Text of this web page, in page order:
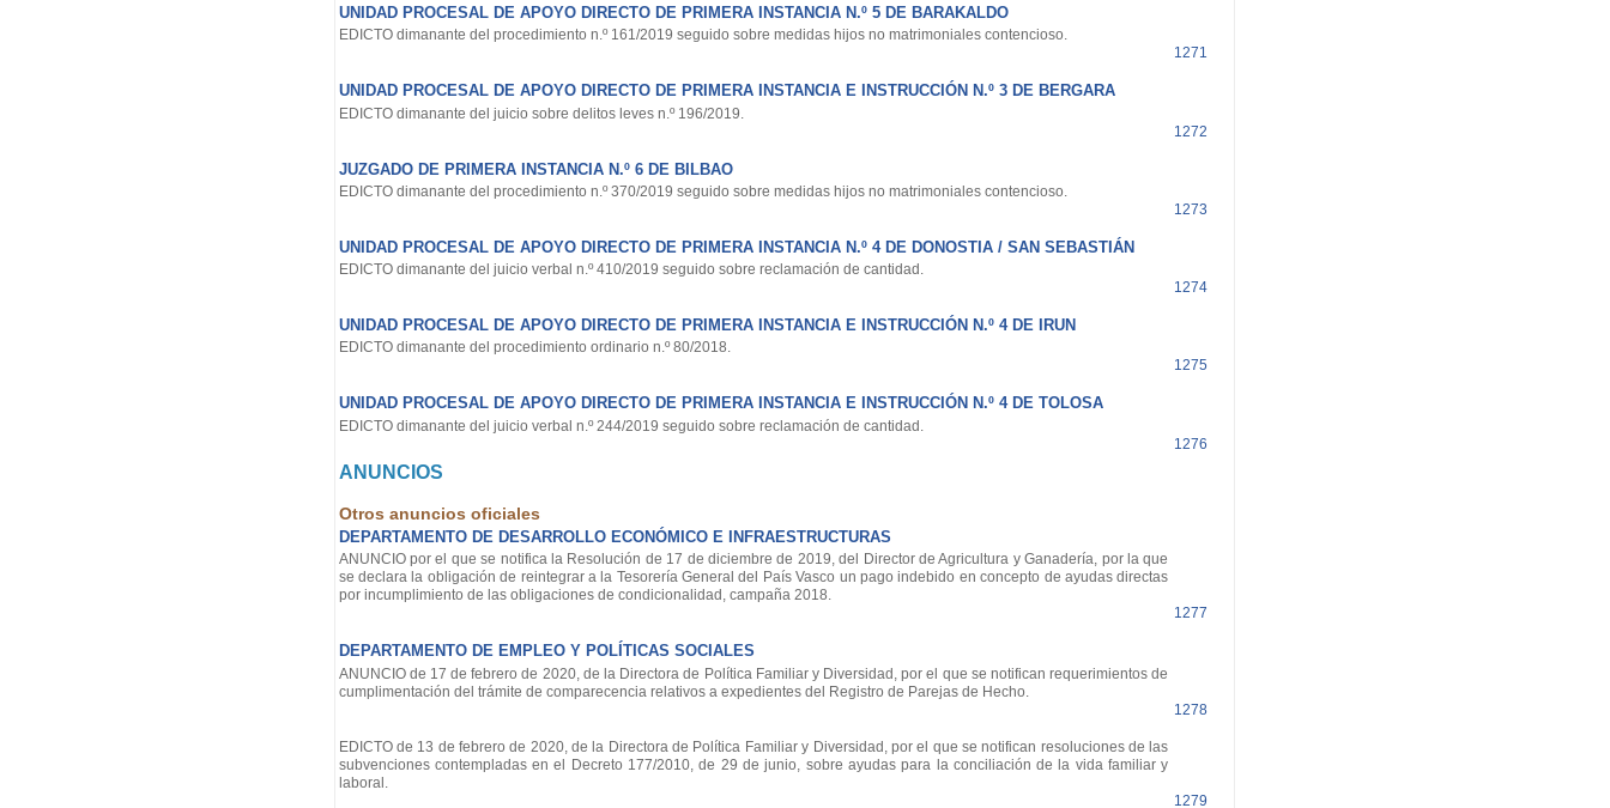
UNIDAD PROCESAL DE APOYO DIRECTO DE PRIMERA INSTANCIA N.º 5 DE BARAKALDO
EDICTO dimanante del procedimiento n.º 161/2019 seguido sobre medidas hijos no matrimoniales contencioso.
1271
UNIDAD PROCESAL DE APOYO DIRECTO DE PRIMERA INSTANCIA E INSTRUCCIÓN N.º 3 DE BERGARA
EDICTO dimanante del juicio sobre delitos leves n.º 196/2019.
1272
JUZGADO DE PRIMERA INSTANCIA N.º 6 DE BILBAO
EDICTO dimanante del procedimiento n.º 370/2019 seguido sobre medidas hijos no matrimoniales contencioso.
1273
UNIDAD PROCESAL DE APOYO DIRECTO DE PRIMERA INSTANCIA N.º 4 DE DONOSTIA / SAN SEBASTIÁN
EDICTO dimanante del juicio verbal n.º 410/2019 seguido sobre reclamación de cantidad.
1274
UNIDAD PROCESAL DE APOYO DIRECTO DE PRIMERA INSTANCIA E INSTRUCCIÓN N.º 4 DE IRUN
EDICTO dimanante del procedimiento ordinario n.º 80/2018.
1275
UNIDAD PROCESAL DE APOYO DIRECTO DE PRIMERA INSTANCIA E INSTRUCCIÓN N.º 4 DE TOLOSA
EDICTO dimanante del juicio verbal n.º 244/2019 seguido sobre reclamación de cantidad.
1276
ANUNCIOS
Otros anuncios oficiales
DEPARTAMENTO DE DESARROLLO ECONÓMICO E INFRAESTRUCTURAS
ANUNCIO por el que se notifica la Resolución de 17 de diciembre de 2019, del Director de Agricultura y Ganadería, por la que
se declara la obligación de reintegrar a la Tesorería General del País Vasco un pago indebido en concepto de ayudas directas
por incumplimiento de las obligaciones de condicionalidad, campaña 2018.
1277
DEPARTAMENTO DE EMPLEO Y POLÍTICAS SOCIALES
ANUNCIO de 17 de febrero de 2020, de la Directora de Política Familiar y Diversidad, por el que se notifican requerimientos de
cumplimentación del trámite de comparecencia relativos a expedientes del Registro de Parejas de Hecho.
1278
EDICTO de 13 de febrero de 2020, de la Directora de Política Familiar y Diversidad, por el que se notifican resoluciones de las
subvenciones contempladas en el Decreto 177/2010, de 29 de junio, sobre ayudas para la conciliación de la vida familiar y
laboral.
1279